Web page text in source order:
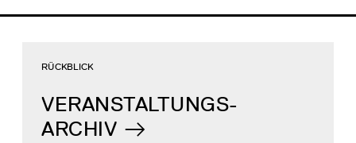
VERANSTALTUNGS-
ARCHIV
RÜCKBLICK